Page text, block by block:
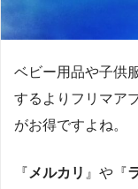
ベビー用品や子供
するよりフリマア
がお得ですよね。
『 メルカリ 』や『